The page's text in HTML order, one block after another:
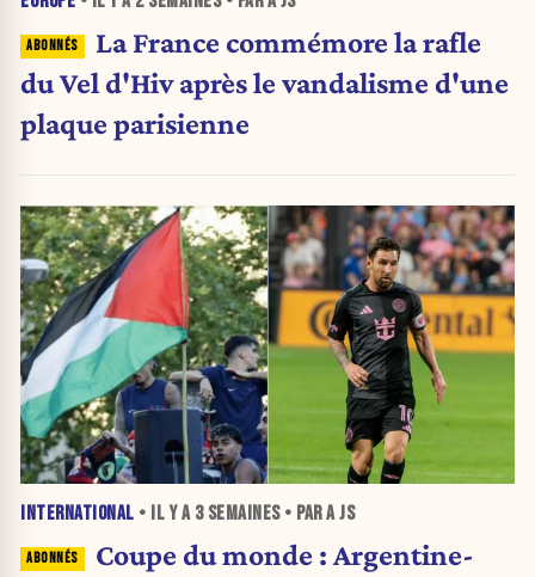
La France commémore la rafle
du Vel d'Hiv après le vandalisme d'une
plaque parisienne
INTERNATIONAL • IL Y A 3 SEMAINES• PAR A JS
Coupe du monde : Argentine-